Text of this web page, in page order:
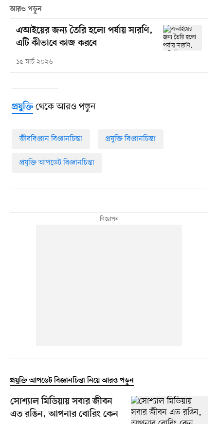
আরও পড়ুন
এআইয়ের জন্য তৈরি হলো পর্যায় সারণি,
এটি কীভাবে কাজ করবে
১৫ মার্চ ২০২৬
প্রযুক্তিথেকে আরও পড়ুন
জীববিজ্ঞান বিজ্ঞানচিন্তা প্রযুক্তি বিজ্ঞানচিন্তা
প্রযুক্তি আপডেট বিজ্ঞানচিন্তা
প্রযুক্তি আপডেট বিজ্ঞানচিন্তা নিয়ে আরও পড়ুন
সোশ্যাল মিডিয়ায় সবার জীবন
এত রঙিন, আপনার বোরিং কেন